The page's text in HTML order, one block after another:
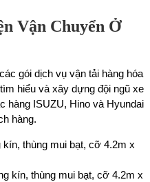
Vận Chuyển Ở
gói dịch vụ vận tải hàng hóa
hiểu và xây dựng đội ngũ xe
hàng ISUZU, Hino và Hyundai
hàng.
kín, thùng mui bạt, cỡ 4.2m x
kín, thùng mui bạt, cỡ 4.2m x